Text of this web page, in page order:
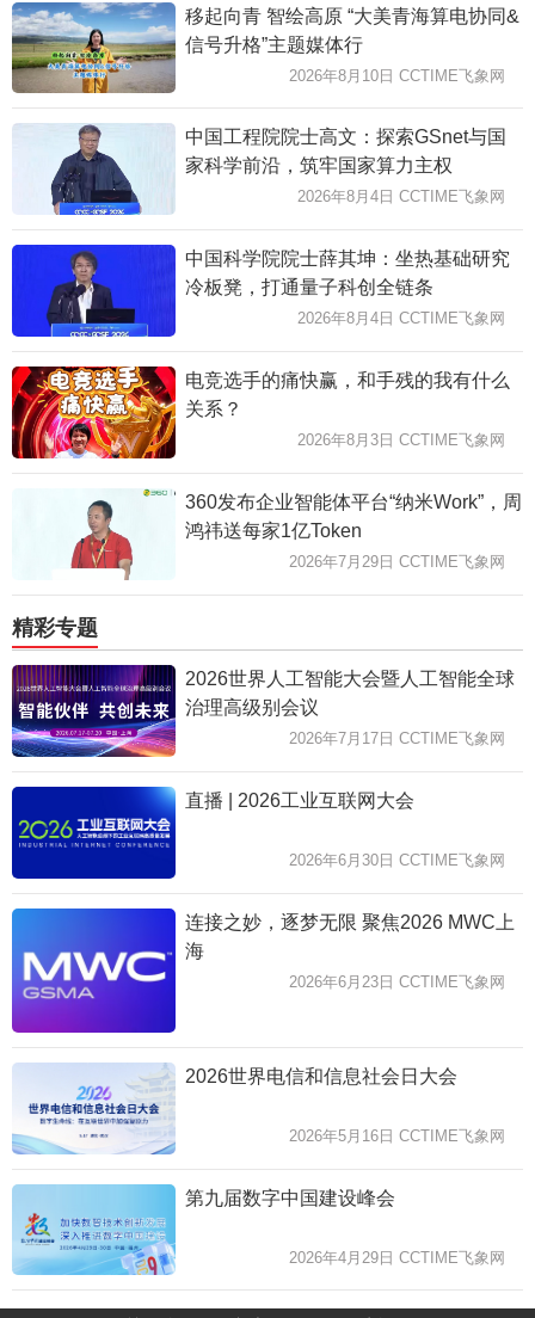
移起向青 智绘高原 “大美青海算电协同&
信号升格”主题媒体行
2026年8月10日 CCTIME飞象网
中国工程院院士高文：探索GSnet与国
家科学前沿，筑牢国家算力主权
2026年8月4日 CCTIME飞象网
中国科学院院士薛其坤：坐热基础研究
冷板凳，打通量子科创全链条
2026年8月4日 CCTIME飞象网
电竞选手的痛快赢，和手残的我有什么
关系？
2026年8月3日 CCTIME飞象网
360发布企业智能体平台“纳米Work”，周
鸿祎送每家1亿Token
2026年7月29日 CCTIME飞象网
精彩专题
2026世界人工智能大会暨人工智能全球
治理高级别会议
2026年7月17日 CCTIME飞象网
直播 | 2026工业互联网大会
2026年6月30日 CCTIME飞象网
连接之妙，逐梦无限 聚焦2026 MWC上
海
2026年6月23日 CCTIME飞象网
2026世界电信和信息社会日大会
2026年5月16日 CCTIME飞象网
第九届数字中国建设峰会
2026年4月29日 CCTIME飞象网